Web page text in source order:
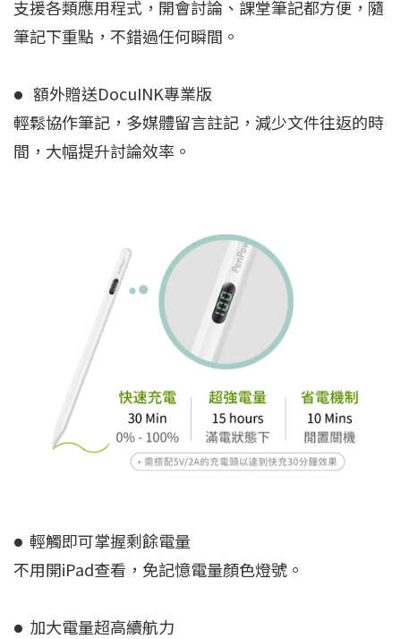
支援各類應用程式，開會討論、課堂筆記都方便，隨
筆記下重點，不錯過任何瞬間。
●
額外贈送DocuINK專業版
輕鬆協作筆記，多媒體留言註記，減少文件往返的時
間，大幅提升討論效率。
● 輕觸即可掌握剩餘電量
不用開iPad查看，免記憶電量顏色燈號。
● 加大電量超高續航力